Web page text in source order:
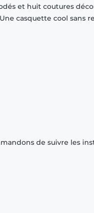
et huit coutures
casquette cool sans
de suivre les